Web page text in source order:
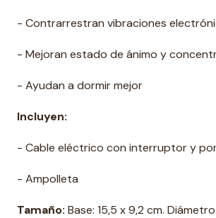
- Contrarrestran vibraciones
- Mejoran estado de ánimo y
- Ayudan a dormir mejor
Incluyen:
- Cable eléctrico con interruptor y
- Ampolleta
Tamaño: Base: 15,5 x 9,2 cm.